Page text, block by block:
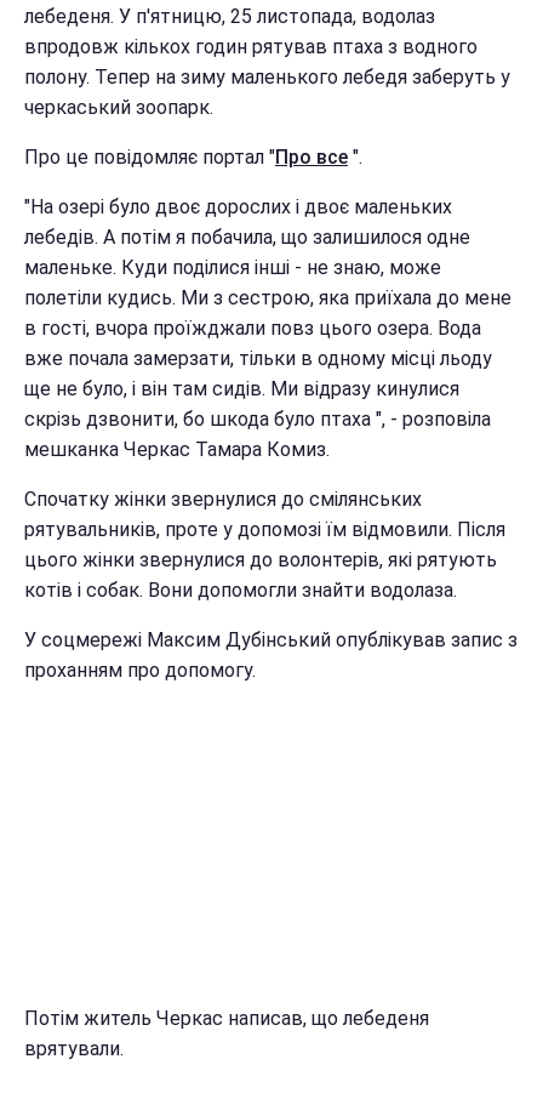
лебеденя. У п'ятницю, 25 листопада, водолаз
впродовж кількох годин рятував птаха з водного
полону. Тепер на зиму маленького лебедя заберуть у
черкаський зоопарк.
Про це повідомляє портал "Про все ".
"На озері було двоє дорослих і двоє маленьких
лебедів. А потім я побачила, що залишилося одне
маленьке. Куди поділися інші - не знаю, може
полетіли кудись. Ми з сестрою, яка приїхала до мене
в гості, вчора проїжджали повз цього озера. Вода
вже почала замерзати, тільки в одному місці льоду
ще не було, і він там сидів. Ми відразу кинулися
скрізь дзвонити, бо шкода було птаха ", - розповіла
мешканка Черкас Тамара Комиз.
Спочатку жінки звернулися до смілянських
рятувальників, проте у допомозі їм відмовили. Після
цього жінки звернулися до волонтерів, які рятують
котів і собак. Вони допомогли знайти водолаза.
У соцмережі Максим Дубінський опублікував запис з
проханням про допомогу.
Потім житель Черкас написав, що лебеденя
врятували.